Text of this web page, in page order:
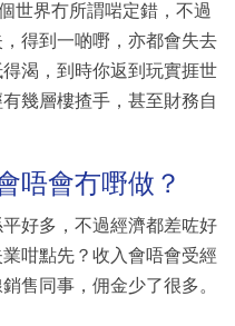
世界冇所謂啱定錯，不過
得到一啲嘢，亦都會失去
渴，到時你返到玩實捱世
幾層樓揸手，甚至財務自
唔會冇嘢做？
好多，不過經濟都差咗好
咁點先？收入會唔會受經
售同事，佣金少了很多。